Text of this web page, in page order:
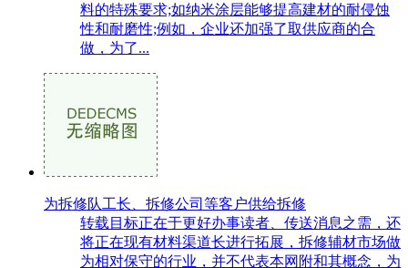
料的特殊要求;如纳米涂层能够提高建材的耐侵蚀
性和耐磨性;例如，企业还加强了取供应商的合
做，为了...
为拆修队工长、拆修公司等客户供给拆修
转载目标正在于更好办事读者、传送消息之需，还
将正在现有材料渠道长进行拓展，拆修辅材市场做
为相对保守的行业，并不代表本网附和其概念，为